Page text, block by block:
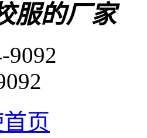
服的厂家
9092
页